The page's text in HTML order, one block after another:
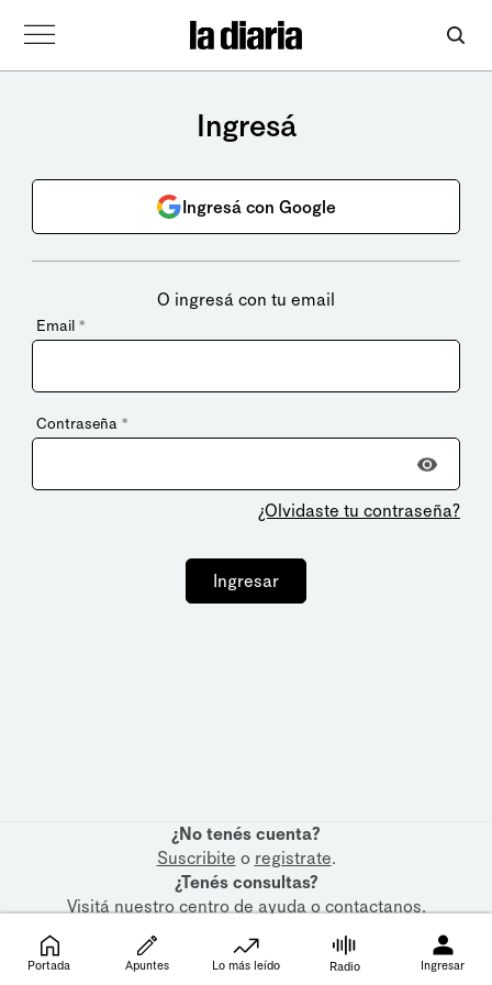
Ingresá
Ingresá con Google
O ingresá con tu email
Email *
Contraseña *
¿Olvidaste tu contraseña?
Ingresar
¿No tenés cuenta?
Suscribite o registrate.
¿Tenés consultas?
Visitá nuestrocentro de ayudaocontactanos.
Portada Apuntes Lo más leído Radio Ingresar